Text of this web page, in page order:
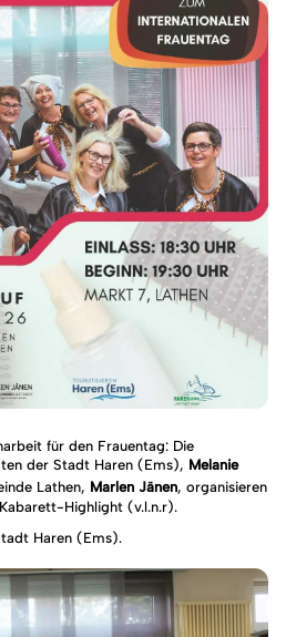
für den Frauentag: Die
der Stadt Haren (Ems), Melanie
Lathen, Marlen Jänen, organisieren
Highlight (v.l.n.r).
Haren (Ems).